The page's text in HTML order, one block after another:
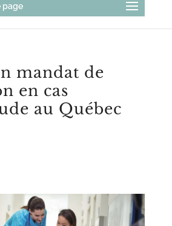
page
mandat de
en cas
au Québec